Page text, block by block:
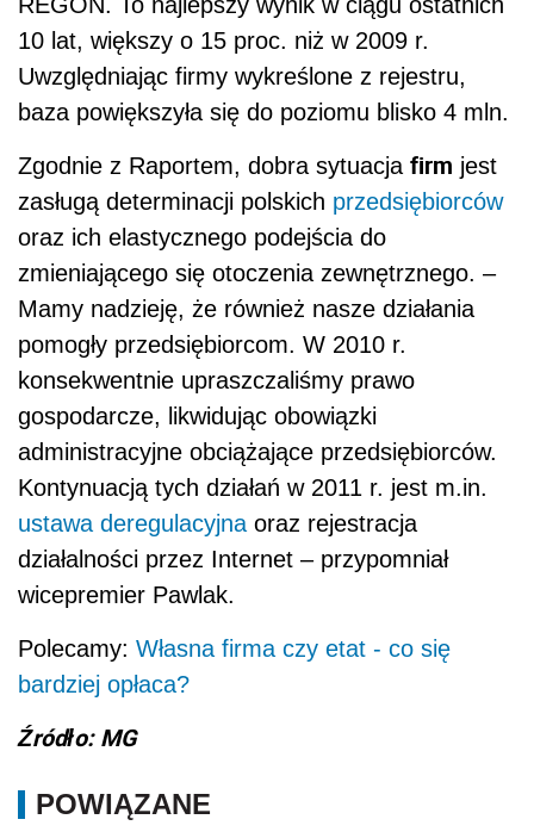
10 lat, większy o 15 proc. niż w 2009 r.
Uwzględniając firmy wykreślone z rejestru,
baza powiększyła się do poziomu blisko 4 mln.
Zgodnie z Raportem, dobra sytuacja firm jest
zasługą determinacji polskich przedsiębiorców
oraz ich elastycznego podejścia do
zmieniającego się otoczenia zewnętrznego. –
Mamy nadzieję, że również nasze działania
pomogły przedsiębiorcom. W 2010 r.
konsekwentnie upraszczaliśmy prawo
gospodarcze, likwidując obowiązki
administracyjne obciążające przedsiębiorców.
Kontynuacją tych działań w 2011 r. jest m.in.
ustawa deregulacyjna oraz rejestracja
działalności przez Internet – przypomniał
wicepremier Pawlak.
Polecamy: Własna firma czy etat - co się
bardziej opłaca?
Źródło: MG
POWIĄZANE